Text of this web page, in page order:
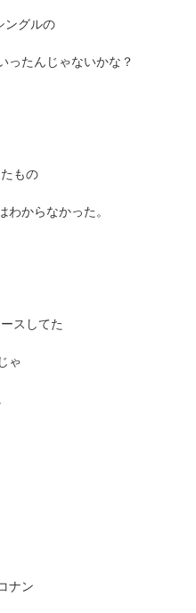
ングルの
ったんじゃないかな？
もの
わからなかった。
スしてた
ゃ
ナン